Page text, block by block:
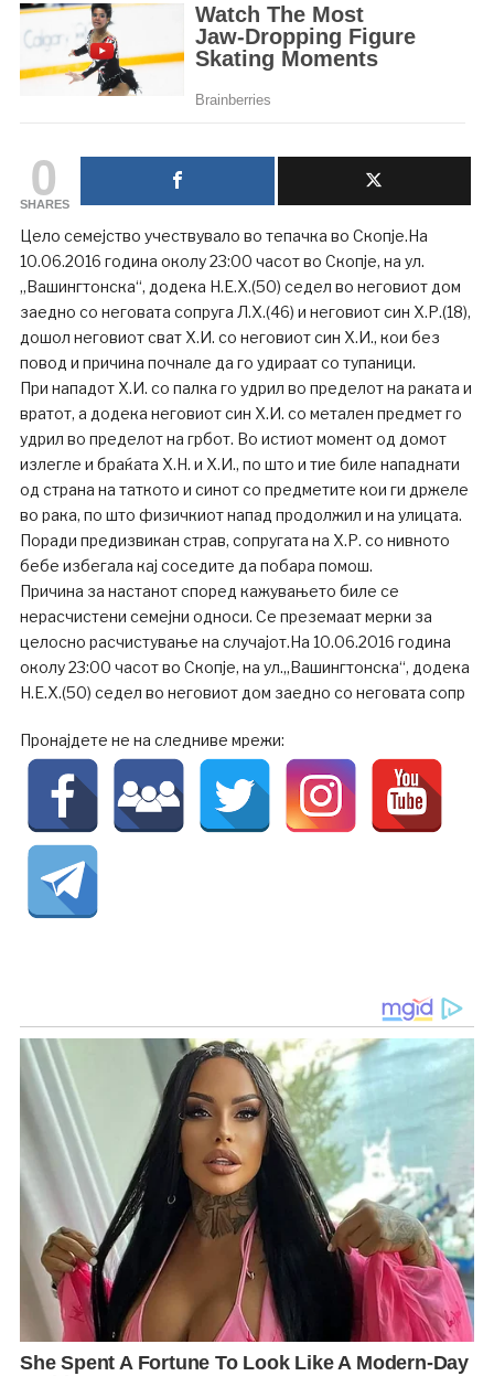
0
SHARES
Цело семејство учествувало во тепачка во Скопје.На
10.06.2016 година околу 23:00 часот во Скопје, на ул.
„Вашингтонска“, додека Н.Е.Х.(50) седел во неговиот дом
заедно со неговата сопруга Л.Х.(46) и неговиот син Х.Р.(18),
дошол неговиот сват Х.И. со неговиот син Х.И., кои без
повод и причина почнале да го удираат со тупаници.
При нападот Х.И. со палка го удрил во пределот на раката и
вратот, а додека неговиот син Х.И. со метален предмет го
удрил во пределот на грбот. Во истиот момент од домот
излегле и браќата Х.Н. и Х.И., по што и тие биле нападнати
од страна на таткото и синот со предметите кои ги држеле
во рака, по што физичкиот напад продолжил и на улицата.
Поради предизвикан страв, сопругата на Х.Р. со нивното
бебе избегала кај соседите да побара помош.
Причина за настанот според кажувањето биле се
нерасчистени семејни односи. Се преземаат мерки за
целосно расчистување на случајот.На 10.06.2016 година
околу 23:00 часот во Скопје, на ул.„Вашингтонска“, додека
Н.Е.Х.(50) седел во неговиот дом заедно со неговата сопр
Пронајдете не на следниве мрежи: